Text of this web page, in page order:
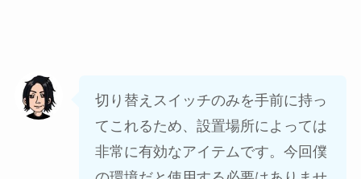
切り替えスイッチのみを手前に持っ
てこれるため、設置場所によっては
非常に有効なアイテムです。今回僕